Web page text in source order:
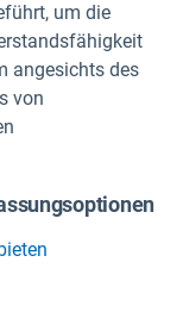
um die
angesichts des
von